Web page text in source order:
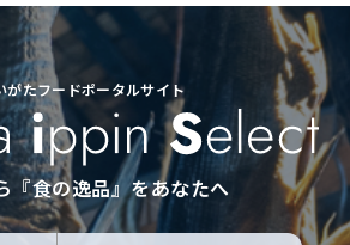
がたフードポータルサイト
『食の逸品』をあなたへ